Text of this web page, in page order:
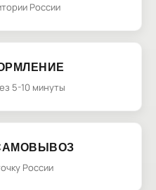
России
5-10 минуты
России